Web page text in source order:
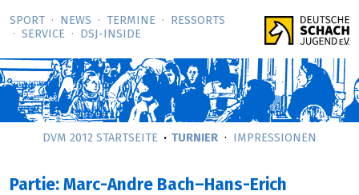
SPORT NEWS TERMINE
RESSORTS
SERVICE
DSJ-­INSIDE
DVM 2012 STARTSEITE TURNIER IMPRESSIONEN
Partie: Marc-Andre Bach–Hans-Erich